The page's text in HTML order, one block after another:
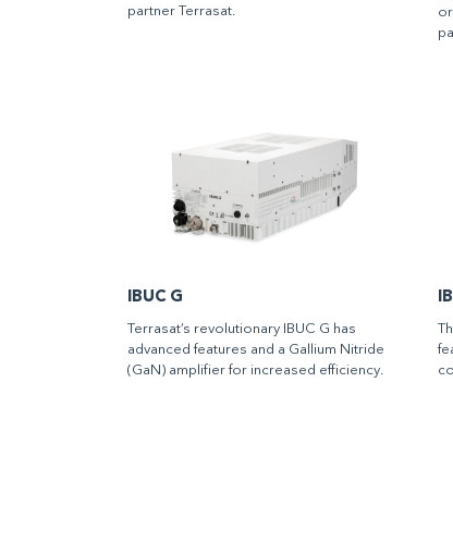
partner Terrasat.
IBUC G
Terrasat’s revolutionary IBUC G has
advanced features and a Gallium Nitride
(GaN) amplifier for increased efficiency.